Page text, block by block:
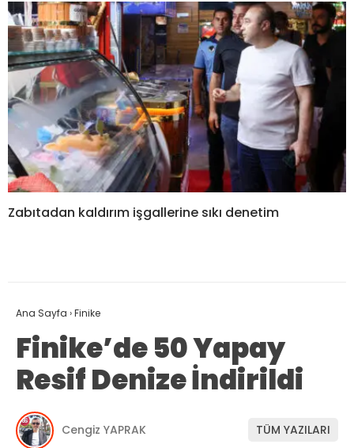
Zabıtadan kaldırım işgallerine sıkı denetim
Ana Sayfa ›Finike
Finike’de 50 Yapay
Resif Denize İndirildi
Cengiz YAPRAK TÜM YAZILARI